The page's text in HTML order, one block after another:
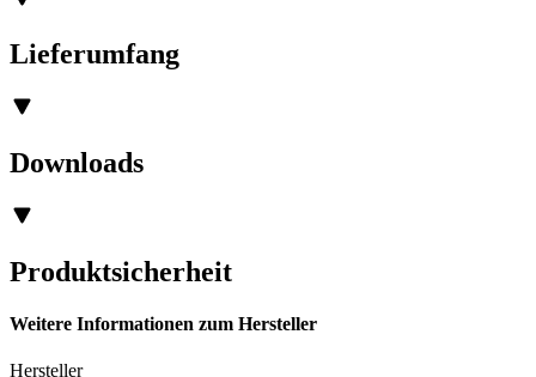
Lieferumfang
Downloads
Produktsicherheit
Weitere Informationen zum Hersteller
Hersteller